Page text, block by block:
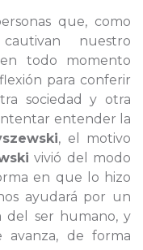
que, como
nuestro
todo momento
para conferir
sociedad y otra
entender la
, el motivo
vivió del modo
en que lo hizo
ayudará por un
del ser humano, y
de forma